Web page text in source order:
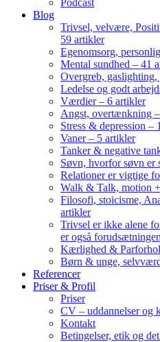
Podcast
Blog
Trivsel, velvære,
59 artikler
Egenomsorg,
Mental sundhed – 41
Overgreb,
Ledelse og godt
Værdier – 6 artikler
Angst, overtænkning
Stress & depression –
Vaner – 5 artikler
Tanker & negative
Søvn, hvorfor søvn er
Relationer er vigtige
Walk & Talk, motion
Filosofi, stoicisme,
artikler
Trivsel er ikke alene
er også
Kærlighed &
Børn & unge,
Referencer
Priser & Profil
Priser
CV – uddannelser og
Kontakt
Betingelser, etik og